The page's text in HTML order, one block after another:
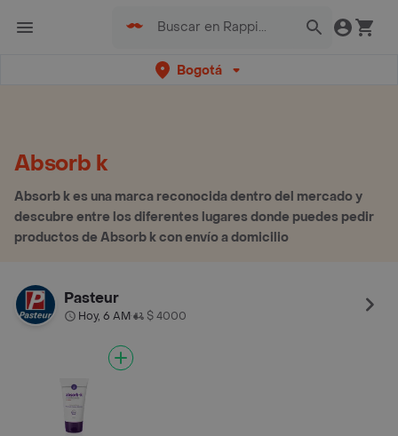
Bogotá
Absorb k
Absorb k es una marca reconocida dentro del mercado y
descubre entre los diferentes lugares donde puedes pedir
productos de Absorb k con envío a domicilio
Pasteur
Hoy, 6 AM• $ 4000